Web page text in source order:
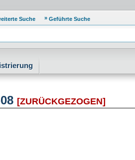
Suche Geführte Suche
[ZURÜCKGEZOGEN]